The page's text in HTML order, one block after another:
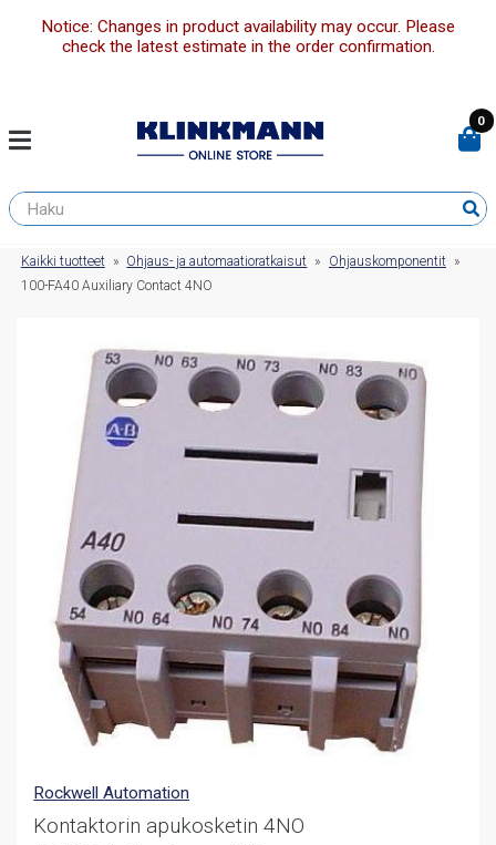
Notice: Changes in product availability may occur. Please
check the latest estimate in the order confirmation.
0
Kaikki tuotteet » Ohjaus- ja automaatioratkaisut » Ohjauskomponentit »
100-FA40 Auxiliary Contact 4NO
Rockwell Automation
Kontaktorin apukosketin 4NO